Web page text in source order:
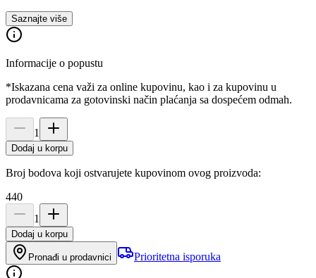
Saznajte više
Informacije o popustu
*Iskazana cena važi za online kupovinu, kao i za kupovinu u
prodavnicama za gotovinski način plaćanja sa dospećem odmah.
1
Dodaj u korpu
Broj bodova koji ostvarujete kupovinom ovog proizvoda:
440
1
Dodaj u korpu
Pronađi u prodavnici Prioritetna isporuka